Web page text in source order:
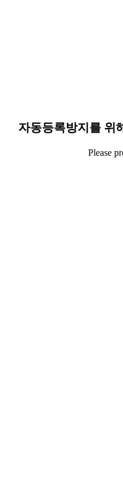
자동등록방지를 위
Please